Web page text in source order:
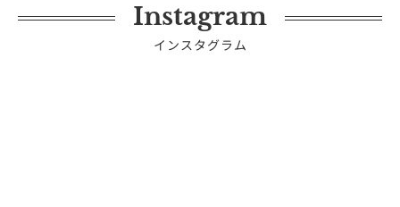
Instagram
インスタグラム